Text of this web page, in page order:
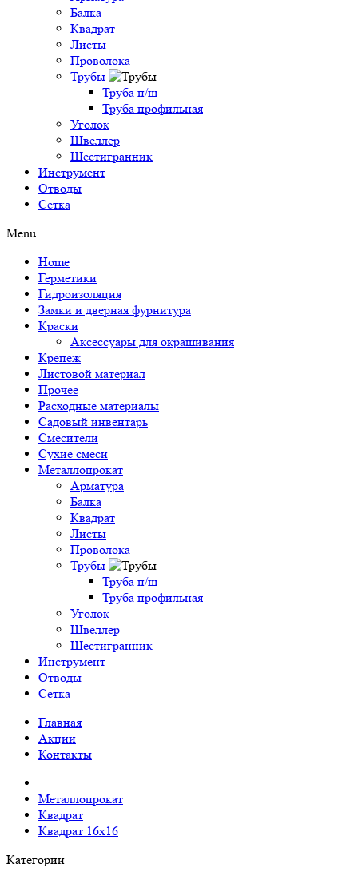
Балка
Квадрат
Листы
Проволока
Трубы
Труба п/ш
Труба профильная
Уголок
Швеллер
Шестигранник
Инструмент
Отводы
Сетка
Menu
Home
Герметики
Гидроизоляция
Замки и дверная фурнитура
Краски
Аксессуары для окрашивания
Крепеж
Листовой материал
Прочее
Расходные материалы
Садовый инвентарь
Смесители
Сухие смеси
Металлопрокат
Арматура
Балка
Квадрат
Листы
Проволока
Трубы
Труба п/ш
Труба профильная
Уголок
Швеллер
Шестигранник
Инструмент
Отводы
Сетка
Главная
Акции
Контакты
Металлопрокат
Квадрат
Квадрат 16х16
Категории